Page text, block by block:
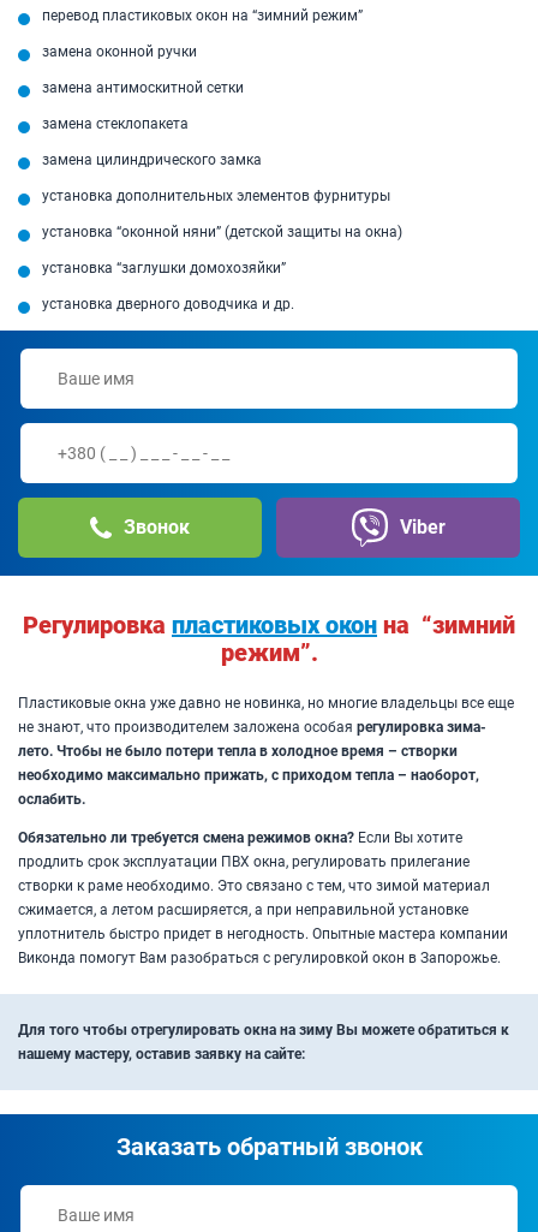
перевод пластиковых окон на “зимний режим”
замена оконной ручки
замена антимоскитной сетки
замена стеклопакета
замена цилиндрического замка
установка дополнительных элементов фурнитуры
установка “оконной няни” (детской защиты на окна)
установка “заглушки домохозяйки”
установка дверного доводчика и др.
Звонок Viber
Регулировка пластиковых окон на “зимний
режим”.
Пластиковые окна уже давно не новинка, но многие владельцы все еще
не знают, что производителем заложена особая регулировка зима-
лето. Чтобы не было потери тепла в холодное время – створки
необходимо максимально прижать, с приходом тепла – наоборот,
ослабить.
Обязательно ли требуется смена режимов окна? Если Вы хотите
продлить срок эксплуатации ПВХ окна, регулировать прилегание
створки к раме необходимо. Это связано с тем, что зимой материал
сжимается, а летом расширяется, а при неправильной установке
уплотнитель быстро придет в негодность. Опытные мастера компании
Виконда помогут Вам разобраться с регулировкой окон в Запорожье.
Для того чтобы отрегулировать окна на зиму Вы можете обратиться к
нашему мастеру, оставив заявку на сайте:
Заказать обратный звонок